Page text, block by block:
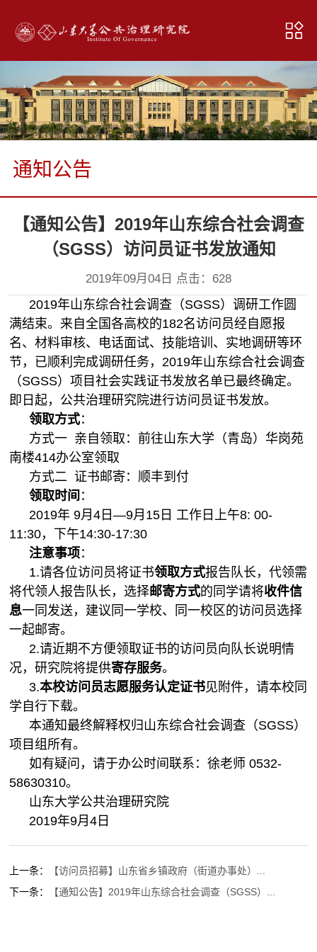
通知公告
【通知公告】2019年山东综合社会调查
（SGSS）访问员证书发放通知
2019年09月04日 点击： 628
2019年山东综合社会调查（SGSS）调研工作圆
满结束。来自全国各高校的182名访问员经自愿报
名、材料审核、电话面试、技能培训、实地调研等环
节，已顺利完成调研任务，2019年山东综合社会调查
（SGSS）项目社会实践证书发放名单已最终确定。
即日起，公共治理研究院进行访问员证书发放。
领取方式：
方式一 亲自领取：前往山东大学（青岛）华岗苑
南楼414办公室领取
方式二 证书邮寄：顺丰到付
领取时间 ：
2019年 9月4日—9月15日 工作日上午8: 00-
11:30，下午14:30-17:30
注意事项：
1.请各位访问员将证书领取方式报告队长，代领需
将代领人报告队长，选择邮寄方式的同学请将收件信
息一同发送，建议同一学校、同一校区的访问员选择
一起邮寄。
2.请近期不方便领取证书的访问员向队长说明情
况，研究院将提供寄存服务。
3.本校访问员志愿服务认定证书见附件，请本校同
学自行下载。
本通知最终解释权归山东综合社会调查（SGSS）
项目组所有。
如有疑问，请于办公时间联系：徐老师 0532-
58630310。
山东大学公共治理研究院
2019年9月4日
上一条：
【访问员招募】山东省乡镇政府（街道办事处）...
下一条：
【通知公告】2019年山东综合社会调查（SGSS）...